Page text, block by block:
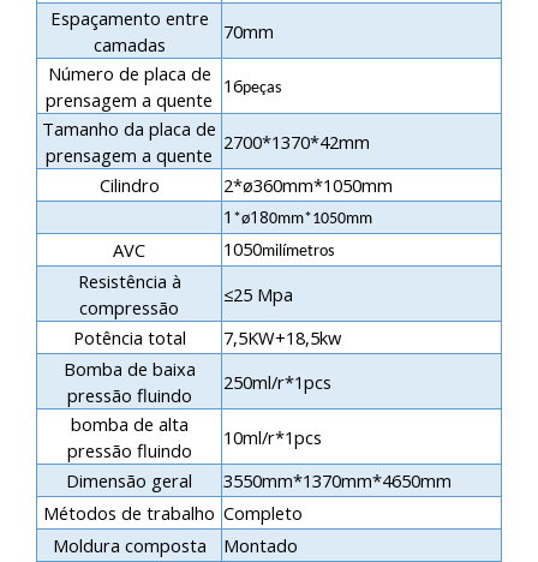
Espaçamento entre
camadas
70mm
Número de placa de
prensagem a quente
16peças
Tamanho da placa de
prensagem a quente
2700*1370*42mm
Cilindro
2*ø360mm*1050mm
1 *ø180mm*1050mm
AVC 1050milímetros
Resistência à
compressão
≤25 Mpa
Potência total
7,5KW+18,5kw
Bomba de baixa
pressão fluindo
250ml/r*1pcs
bomba de alta
pressão fluindo
10ml/r*1pcs
Dimensão geral
3550mm*1370mm*4650mm
Métodos de trabalho Completo
Moldura composta
Montado